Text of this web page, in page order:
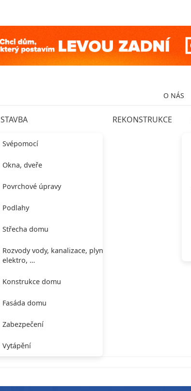
O NÁS
STAVBA
Svépomocí
Okna, dveře
Povrchové úpravy
Podlahy
Střecha domu
Rozvody vody, kanalizace, plynu,
elektro, …
Konstrukce domu
Fasáda domu
Zabezpečení
Vytápění
REKONSTRUKCE